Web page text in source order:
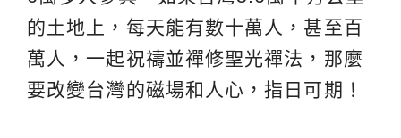
的土地上，每天能有數十萬人，甚至百
萬人，一起祝禱並禪修聖光禪法，那麼
要改變台灣的磁場和人心，指日可期！